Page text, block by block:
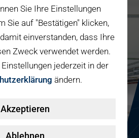
Karriere bei PBW
Sie Ihre Einstellungen
Sie auf "Bestätigen" klicken,
einverstanden, dass Ihre
Zweck verwendet werden.
jederzeit in der
ändern.
Akzeptieren
Ablehnen